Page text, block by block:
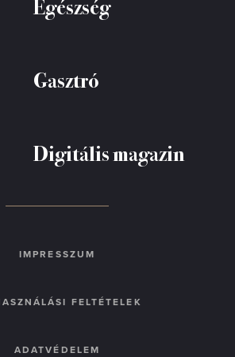
Gasztró
Digitális magazin
IMPRESSZUM
FELTÉTELEK
ADATVÉDELEM